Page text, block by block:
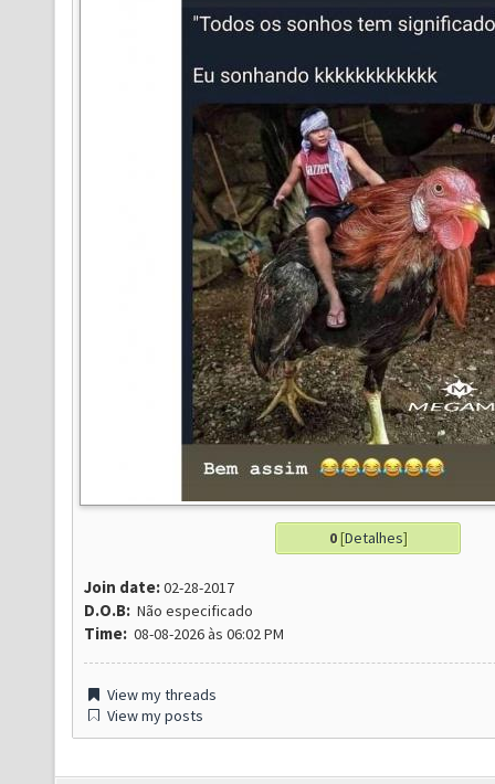
0[Detalhes]
Join date:02-28-2017
D.O.B: Não especificado
Time: 08-08-2026 às 06:02 PM
View my threads
View my posts